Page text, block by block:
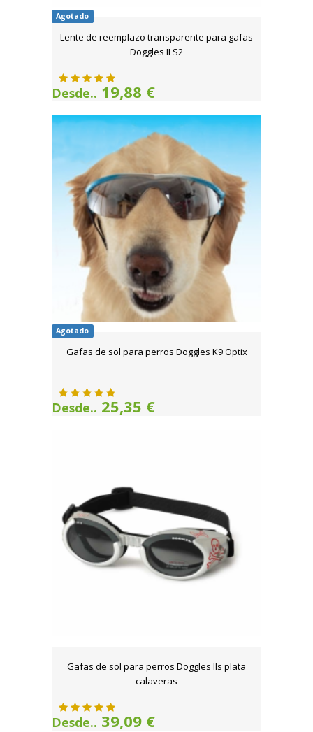
Agotado
Lente de reemplazo transparente para gafas
Doggles ILS2
Desde.. 19,88 €
Agotado
Gafas de sol para perros Doggles K9 Optix
Desde.. 25,35 €
Gafas de sol para perros Doggles Ils plata
calaveras
Desde.. 39,09 €